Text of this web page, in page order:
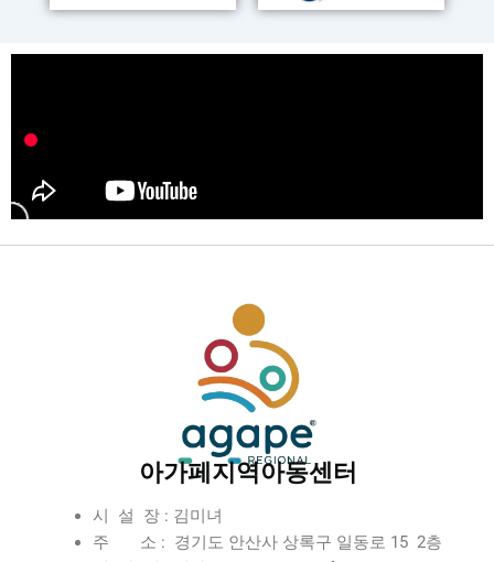
아가페지역아동센터
시 설 장 : 김미녀
주 소 : 경기도 안산사 상록구 일동로 15 2층